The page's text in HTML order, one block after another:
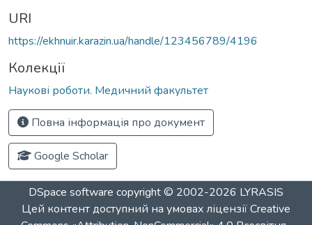
URI
https://ekhnuir.karazin.ua/handle/123456789/4196
Колекції
Наукові роботи. Медичний факультет
Повна інформація про документ
Google Scholar
DSpace software copyright © 2002-2026 LYRASIS
Цей контент доступний на умовах ліцензіїCreative